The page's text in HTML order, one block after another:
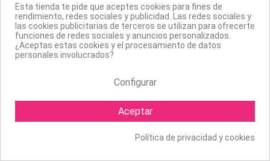
Boletín
Esta tienda te pide que aceptes cookies para fines de
rendimiento, redes sociales y publicidad. Las redes sociales y
las cookies publicitarias de terceros se utilizan para ofrecerte
funciones de redes sociales y anuncios personalizados.
¿Aceptas estas cookies y el procesamiento de datos
personales involucrados?
Configurar
Aceptar
Política de privacidad y cookies